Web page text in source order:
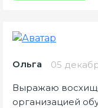
Ольга 05
Выражаю
организацией